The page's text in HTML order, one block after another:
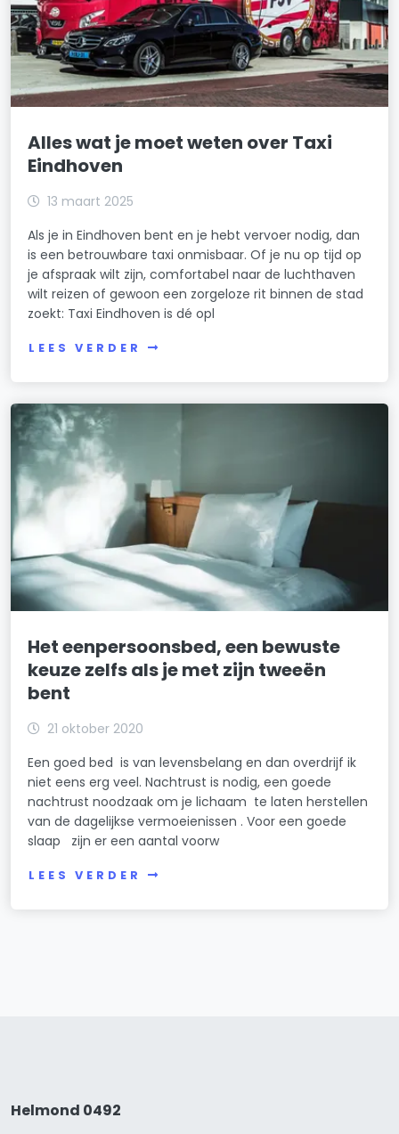
Alles wat je moet weten over Taxi
Eindhoven
13 maart 2025
Als je in Eindhoven bent en je hebt vervoer nodig, dan
is een betrouwbare taxi onmisbaar. Of je nu op tijd op
je afspraak wilt zijn, comfortabel naar de luchthaven
wilt reizen of gewoon een zorgeloze rit binnen de stad
zoekt: Taxi Eindhoven is dé opl
LEES VERDER
Het eenpersoonsbed, een bewuste
keuze zelfs als je met zijn tweeën
bent
21 oktober 2020
Een goed bed is van levensbelang en dan overdrijf ik
niet eens erg veel. Nachtrust is nodig, een goede
nachtrust noodzaak om je lichaam te laten herstellen
van de dagelijkse vermoeienissen . Voor een goede
slaap zijn er een aantal voorw
LEES VERDER
Helmond 0492